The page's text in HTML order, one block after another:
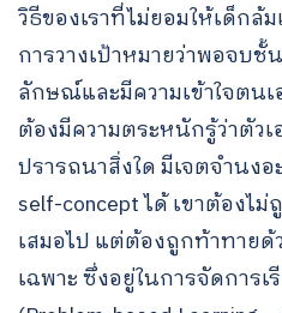
วิธีของเราที่ไม่ยอมให้เด็กล้
การวางเป้าหมายว่าพอจบชั้
ลักษณ์และมีความเข้าใจตน
ต้องมีความตระหนักรู้ว่าตัว
ปรารถนาสิ่งใด มีเจตจำนงอ
self-concept ได้ เขาต้องไ
เสมอไป แต่ต้องถูกท้าทาย
เฉพาะ ซึ่งอยู่ในการจัดการ